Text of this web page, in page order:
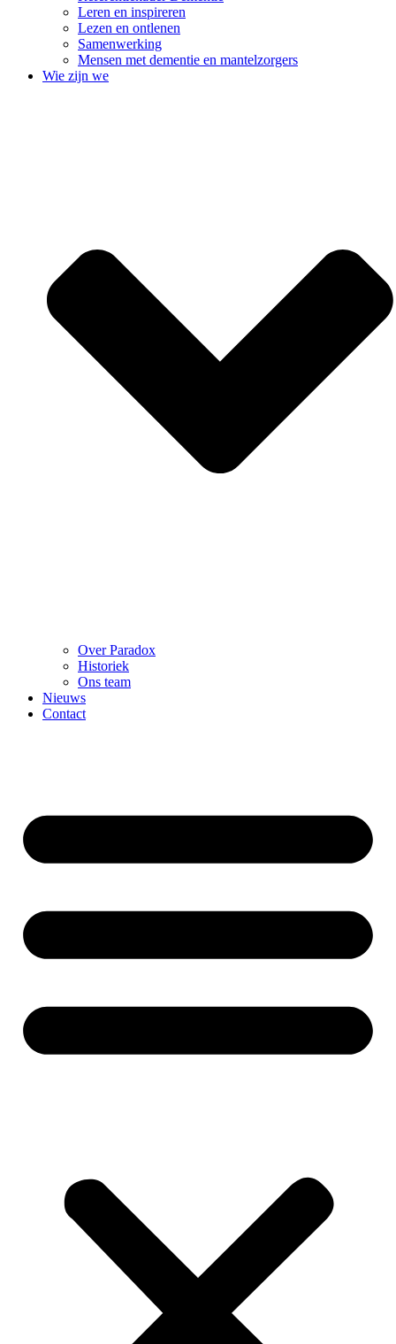
Leren en inspireren
Lezen en ontlenen
Samenwerking
Mensen met dementie en mantelzorgers
Wie zijn we
Over Paradox
Historiek
Ons team
Nieuws
Contact